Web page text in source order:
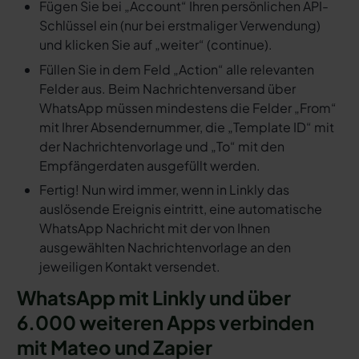
Fügen Sie bei „Account“ Ihren persönlichen API-
Schlüssel ein (nur bei erstmaliger Verwendung)
und klicken Sie auf „weiter“ (continue).
Füllen Sie in dem Feld „Action“ alle relevanten
Felder aus. Beim Nachrichtenversand über
WhatsApp müssen mindestens die Felder „From“
mit Ihrer Absendernummer, die „Template ID“ mit
der Nachrichtenvorlage und „To“ mit den
Empfängerdaten ausgefüllt werden.
Fertig! Nun wird immer, wenn in Linkly das
auslösende Ereignis eintritt, eine automatische
WhatsApp Nachricht mit der von Ihnen
ausgewählten Nachrichtenvorlage an den
jeweiligen Kontakt versendet.
WhatsApp mit Linkly und über
6.000 weiteren Apps verbinden
mit Mateo und Zapier